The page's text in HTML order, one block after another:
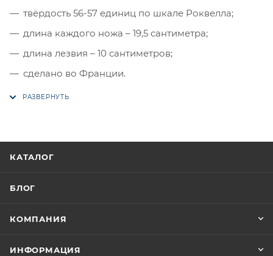
твёрдость 56-57 единиц по шкале Роквелла;
длина каждого ножа – 19,5 сантиметра;
длина лезвия – 10 сантиметров;
сделано во Франции.
КАТАЛОГ
БЛОГ
КОМПАНИЯ
ИНФОРМАЦИЯ